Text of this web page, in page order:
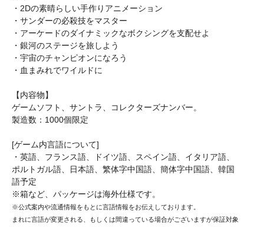
・2Dの素晴らしい手作りアニメーション
・サンダーの必殺技をマスター
・アーケードのダイナミックなボクシングを支配せよ
・銀河のステージを旅しよう
・宇宙のチャンピオンになろう
・血まみれでワイルドに
【内容物】
ゲームソフト、サントラ、コレクターズナンバー。
製造数：1000個限定
[ゲーム内言語について]
・英語、フランス語、ドイツ語、スペイン語、イタリア語、
ポルトガル語、日本語、繁体字中国語、簡体字中国語、韓国
語予定
※箱など、パッケージは海外仕様です。
※公式案内や流通情報をもとに言語情報をお伝えしております。
まれに言語が変更される、もしくは間違っている場合がございますが保証対象